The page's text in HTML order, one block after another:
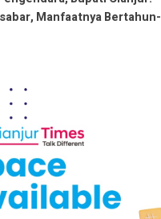
Manfaatnya Bertahun-